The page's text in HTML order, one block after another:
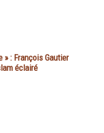
» : François Gautier
éclairé